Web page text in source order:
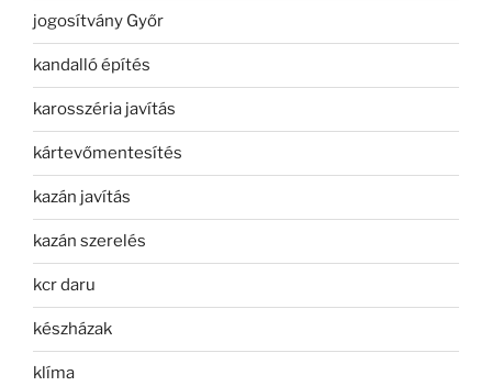
jogosítvány Győr
kandalló építés
karosszéria javítás
kártevőmentesítés
kazán javítás
kazán szerelés
kcr daru
készházak
klíma